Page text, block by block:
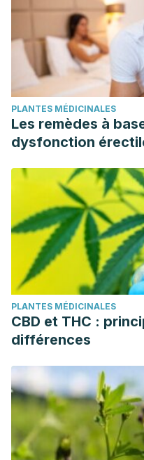
PLANTES MÉDICINALES
Les remèdes à
dysfonction
PLANTES MÉDICINALES
CBD et THC :
différences